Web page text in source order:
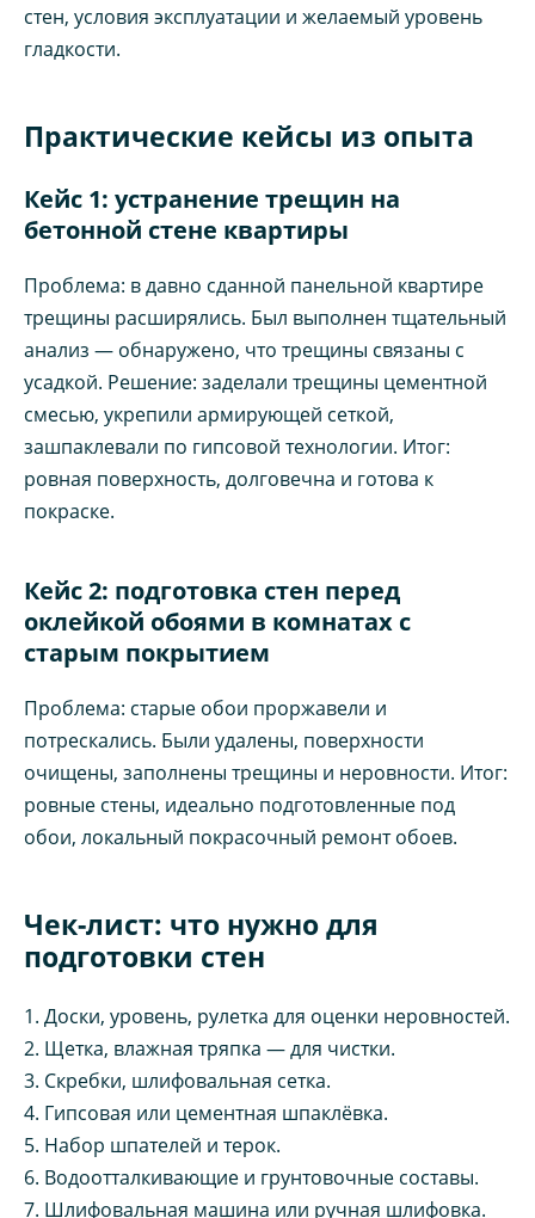
стен, условия эксплуатации и желаемый уровень
гладкости.
Практические кейсы из опыта
Кейс 1: устранение трещин на
бетонной стене квартиры
Проблема: в давно сданной панельной квартире
трещины расширялись. Был выполнен тщательный
анализ — обнаружено, что трещины связаны с
усадкой. Решение: заделали трещины цементной
смесью, укрепили армирующей сеткой,
зашпаклевали по гипсовой технологии. Итог:
ровная поверхность, долговечна и готова к
покраске.
Кейс 2: подготовка стен перед
оклейкой обоями в комнатах с
старым покрытием
Проблема: старые обои проржавели и
потрескались. Были удалены, поверхности
очищены, заполнены трещины и неровности. Итог:
ровные стены, идеально подготовленные под
обои, локальный покрасочный ремонт обоев.
Чек-лист: что нужно для
подготовки стен
1. Доски, уровень, рулетка для оценки неровностей.
2. Щетка, влажная тряпка — для чистки.
3. Скребки, шлифовальная сетка.
4. Гипсовая или цементная шпаклёвка.
5. Набор шпателей и терок.
6. Водоотталкивающие и грунтовочные составы.
7. Шлифовальная машина или ручная шлифовка.